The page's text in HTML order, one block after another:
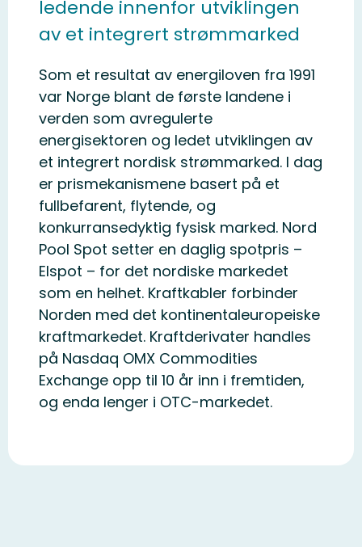
ledende innenfor utviklingen
av et integrert strømmarked
Som et resultat av energiloven fra 1991
var Norge blant de første landene i
verden som avregulerte
energisektoren og ledet utviklingen av
et integrert nordisk strømmarked. I dag
er prismekanismene basert på et
fullbefarent, flytende, og
konkurransedyktig fysisk marked. Nord
Pool Spot setter en daglig spotpris –
Elspot – for det nordiske markedet
som en helhet. Kraftkabler forbinder
Norden med det kontinentaleuropeiske
kraftmarkedet. Kraftderivater handles
på Nasdaq OMX Commodities
Exchange opp til 10 år inn i fremtiden,
og enda lenger i OTC-markedet.